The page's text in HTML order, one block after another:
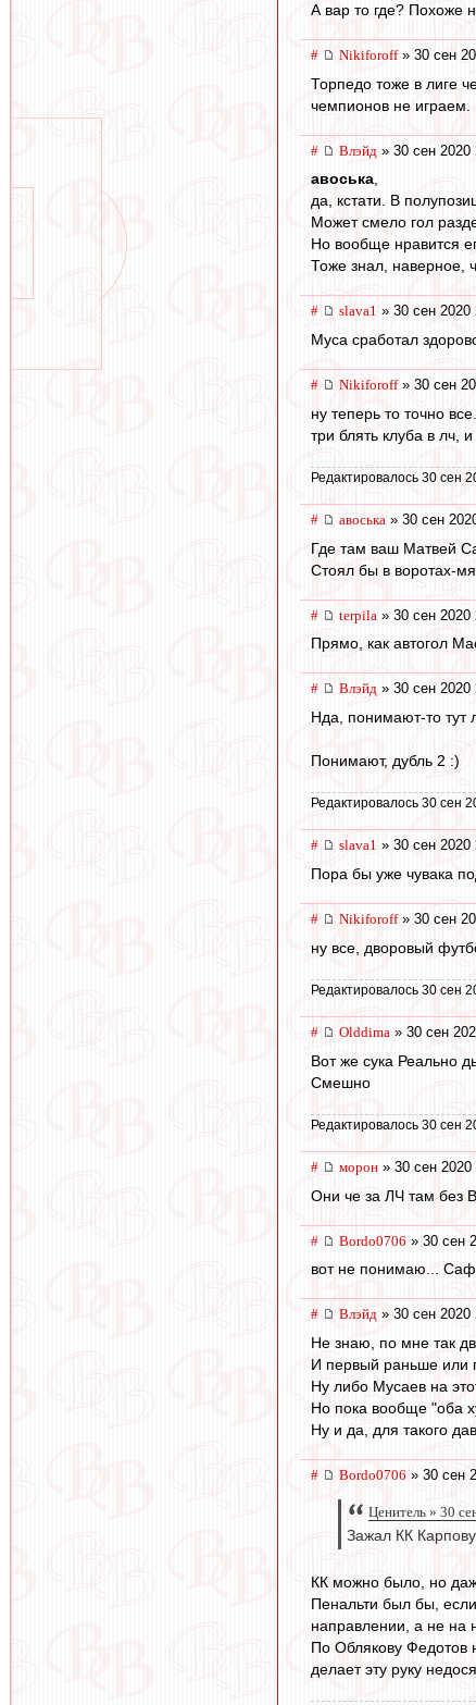
А вар то где? Похоже
# Nikiforoff» 30 сен
Торпедо тоже в лиге
чемпионов не играем.
# Влэйд » 30 сен 2020
авоська,
да, кстати. В
Может смело гол
Но вообще нравится
Тоже знал, наверное,
# slava1 » 30 сен 2020
Муса сработал
# Nikiforoff» 30 сен
ну теперь то точно
три блять клуба в лч,
Редактировалось 30 сен
# авоська » 30 сен
Где там ваш Матвей
Стоял бы в воротах-
# terpila » 30 сен 2020
Прямо, как автогол
# Влэйд » 30 сен 2020
Нда, понимают-то тут
Понимают, дубль 2 :)
Редактировалось 30 сен
# slava1 » 30 сен 2020
Пора бы уже чувака
# Nikiforoff» 30 сен
ну все, дворовый
Редактировалось 30 сен
# Olddima » 30 сен
Вот же сука Реально
Смешно
Редактировалось 30 сен
# морон » 30 сен 2020
Они че за ЛЧ там без
# Bordo0706 » 30 сен
вот не понимаю...
# Влэйд » 30 сен 2020
Не знаю, по мне так
И первый раньше или
Ну либо Мусаев на
Но пока вообще "оба
Ну и да, для такого
# Bordo0706 » 30 сен
Ценитель » 30
Зажал КК
КК можно было, но
Пенальти был бы,
направлении, а не на
По Облякову Федотов
делает эту руку